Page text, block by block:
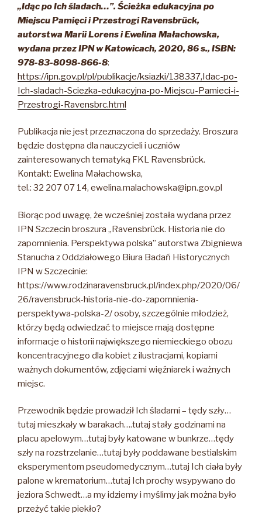
„Idąc po Ich śladach…”. Ścieżka edukacyjna po
Miejscu Pamięci i Przestrogi Ravensbrück,
autorstwa Marii Lorens i Ewelina Małachowska,
wydana przez IPN w Katowicach, 2020, 86 s., ISBN:
978-83-8098-866-8:
https://ipn.gov.pl/pl/publikacje/ksiazki/138337,Idac-po-
Ich-sladach-Sciezka-edukacyjna-po-Miejscu-Pamieci-i-
Przestrogi-Ravensbrc.html
Publikacja nie jest przeznaczona do sprzedaży. Broszura
będzie dostępna dla nauczycieli i uczniów
zainteresowanych tematyką FKL Ravensbrück.
Kontakt: Ewelina Małachowska,
tel.: 32 207 07 14, ewelina.malachowska@ipn.gov.pl
Biorąc pod uwagę, że wcześniej została wydana przez
IPN Szczecin broszura „Ravensbrück. Historia nie do
zapomnienia. Perspektywa polska” autorstwa Zbigniewa
Stanucha z Oddziałowego Biura Badań Historycznych
IPN w Szczecinie:
https://www.rodzinaravensbruck.pl/index.php/2020/06/
26/ravensbruck-historia-nie-do-zapomnienia-
perspektywa-polska-2/ osoby, szczególnie młodzież,
którzy będą odwiedzać to miejsce mają dostępne
informacje o historii największego niemieckiego obozu
koncentracyjnego dla kobiet z ilustracjami, kopiami
ważnych dokumentów, zdjęciami więźniarek i ważnych
miejsc.
Przewodnik będzie prowadził Ich śladami – tędy szły…
tutaj mieszkały w barakach….tutaj stały godzinami na
placu apelowym…tutaj były katowane w bunkrze…tędy
szły na rozstrzelanie…tutaj były poddawane bestialskim
eksperymentom pseudomedycznym…tutaj Ich ciała były
palone w krematorium…tutaj Ich prochy wsypywano do
jeziora Schwedt…a my idziemy i myślimy jak można było
przeżyć takie piekło?